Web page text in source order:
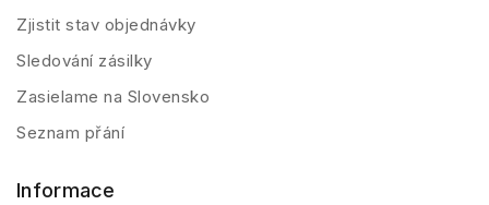
Zjistit stav objednávky
Sledování zásilky
Zasielame na Slovensko
Seznam přání
Informace